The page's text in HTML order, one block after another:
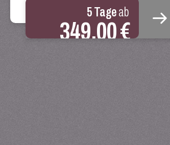
5 Tageab
349,00 €